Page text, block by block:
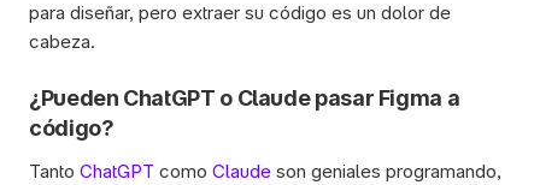
para diseñar, pero extraer su código es un dolor de
cabeza.
¿Pueden ChatGPT o Claude pasar Figma a
código?
Tanto ChatGPT como Claude son geniales programando,